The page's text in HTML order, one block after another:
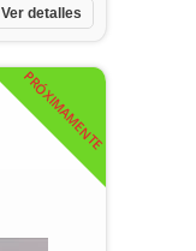
Ver detalles
PRÓXIMAMENTE